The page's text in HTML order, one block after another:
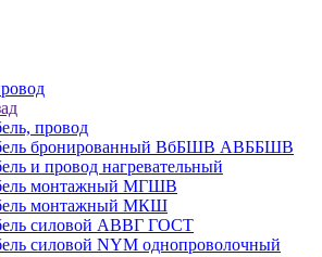
провод
бронированный ВбБШВ АВББШВ
и провод нагревательный
монтажный МГШВ
монтажный МКШ
силовой АВВГ ГОСТ
силовой NYM однопроволочный